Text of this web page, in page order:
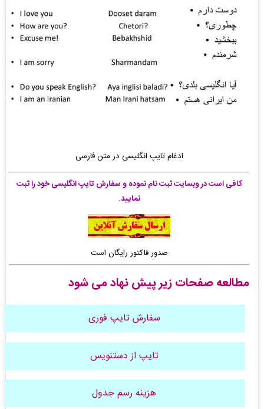
ادغام تایپ انگلیسی در متن فارسی
کافی است در وبسایت ثبت نام نموده و سفارش تایپ انگلیسیخود را ثبت
نمایید.
صدور فاکتور رایگان است
مطالعه صفحات زیر پیش نهاد می شود
سفارش تایپ فوری
تایپ از دستنویس
هزینه رسم جدول